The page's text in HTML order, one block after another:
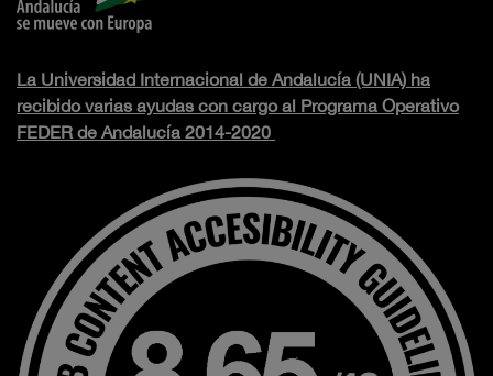
La Universidad Internacional de Andalucía (UNIA) ha
recibido varias ayudas con cargo al Programa Operativo
FEDER de Andalucía 2014-2020